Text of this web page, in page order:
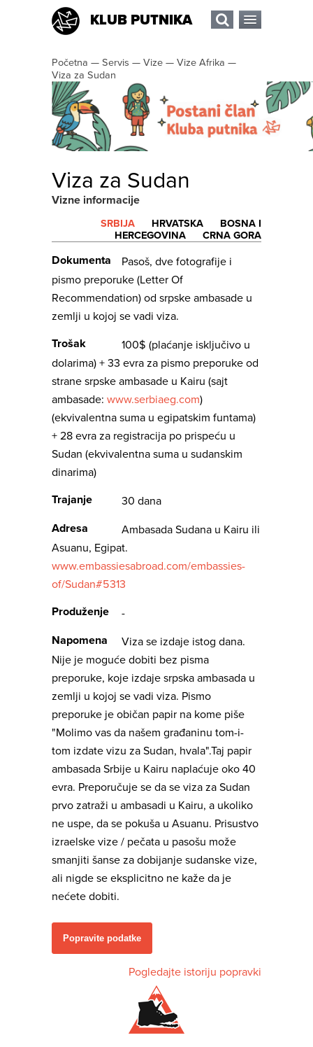
KLUB PUTNIKA
Početna — Servis — Vize — Vize Afrika —
Viza za Sudan
Viza za Sudan
Vizne informacije
SRBIJA HRVATSKA
BOSNA I
HERCEGOVINA
CRNA GORA
Dokumenta
Pasoš, dve fotografije i
pismo preporuke (Letter Of
Recommendation) od srpske ambasade u
zemlji u kojoj se vadi viza.
Trošak
100$ (plaćanje isključivo u
dolarima) + 33 evra za pismo preporuke od
strane srpske ambasade u Kairu (sajt
ambasade: www.serbiaeg.com)
(ekvivalentna suma u egipatskim funtama)
+ 28 evra za registracija po prispeću u
Sudan (ekvivalentna suma u sudanskim
dinarima)
Trajanje
30 dana
Adresa
Ambasada Sudana u Kairu ili
Asuanu, Egipat.
www.embassiesabroad.com/embassies-
of/Sudan#5313
Produženje
-
Napomena
Viza se izdaje istog dana.
Nije je moguće dobiti bez pisma
preporuke, koje izdaje srpska ambasada u
zemlji u kojoj se vadi viza. Pismo
preporuke je običan papir na kome piše
"Molimo vas da našem građaninu tom-i-
tom izdate vizu za Sudan, hvala".Taj papir
ambasada Srbije u Kairu naplaćuje oko 40
evra. Preporučuje se da se viza za Sudan
prvo zatraži u ambasadi u Kairu, a ukoliko
ne uspe, da se pokuša u Asuanu. Prisustvo
izraelske vize / pečata u pasošu može
smanjiti šanse za dobijanje sudanske vize,
ali nigde se eksplicitno ne kaže da je
nećete dobiti.
Popravite podatke
Pogledajte istoriju popravki